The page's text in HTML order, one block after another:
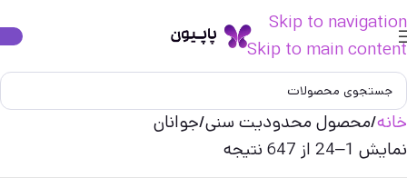
Skip to navigation
Skip to main content
خانه محصول محدودیت سنی جوانان
نمایش 1–24 از 647 نتیجه